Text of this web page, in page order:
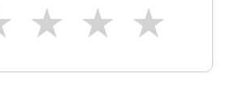
5
4
3